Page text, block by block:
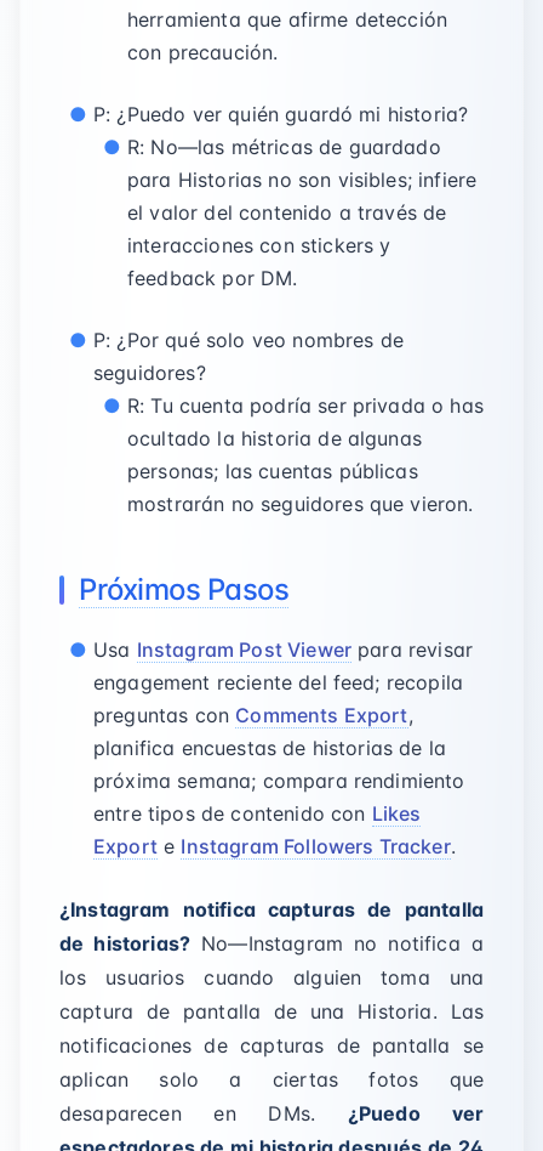
herramienta que afirme detección
con precaución.
P: ¿Puedo ver quién guardó mi historia?
R: No—las métricas de guardado
para Historias no son visibles; infiere
el valor del contenido a través de
interacciones con stickers y
feedback por DM.
P: ¿Por qué solo veo nombres de
seguidores?
R: Tu cuenta podría ser privada o has
ocultado la historia de algunas
personas; las cuentas públicas
mostrarán no seguidores que vieron.
Próximos Pasos
Usa Instagram Post Viewer para revisar
engagement reciente del feed; recopila
preguntas con Comments Export,
planifica encuestas de historias de la
próxima semana; compara rendimiento
entre tipos de contenido con Likes
Exporte Instagram Followers Tracker.
¿Instagram notifica capturas de pantalla
de historias? No—Instagram no notifica a
los usuarios cuando alguien toma una
captura de pantalla de una Historia. Las
notificaciones de capturas de pantalla se
aplican solo a ciertas fotos que
desaparecen en DMs. ¿Puedo ver